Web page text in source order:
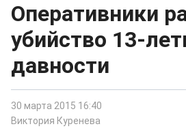
Оперативники
убийство 13-
давности
30 марта 2015 16:40
Виктория Куренева